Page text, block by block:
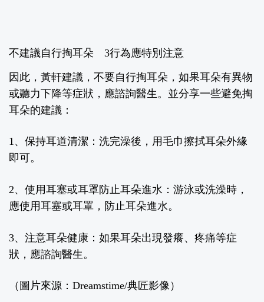
不建議自行掏耳朵 3行為應特別注意
因此，黃軒建議，不要自行掏耳朵，如果耳朵有異物
或聽力下降等症狀，應諮詢醫生。並分享一些避免掏
耳朵的建議：
1、保持耳道清潔： 洗完澡後，用毛巾擦拭耳朵外緣
即可。
2、使用耳塞或耳罩防止耳朵進水： 游泳或洗澡時，
應使用耳塞或耳罩，防止耳朵進水。
3、注意耳朵健康： 如果耳朵出現發癢、疼痛等症
狀，應諮詢醫生。
（圖片來源：Dreamstime/典匠影像）